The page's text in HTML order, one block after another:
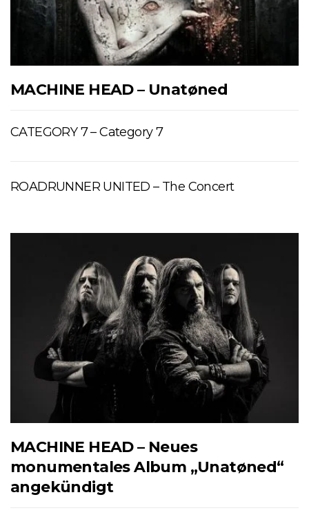
MACHINE HEAD – Unatøned
CATEGORY 7 – Category 7
ROADRUNNER UNITED – The Concert
MACHINE HEAD – Neues
monumentales Album „Unatøned“
angekündigt